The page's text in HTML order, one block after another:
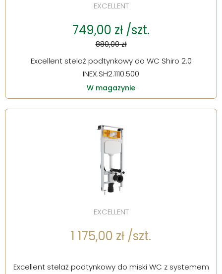
EXCELLENT
749,00 zł /szt.
880,00 zł
Excellent stelaż podtynkowy do WC Shiro 2.0
INEX.SH2.1110.500
W magazynie
EXCELLENT
1 175,00 zł /szt.
Excellent stelaż podtynkowy do miski WC z systemem